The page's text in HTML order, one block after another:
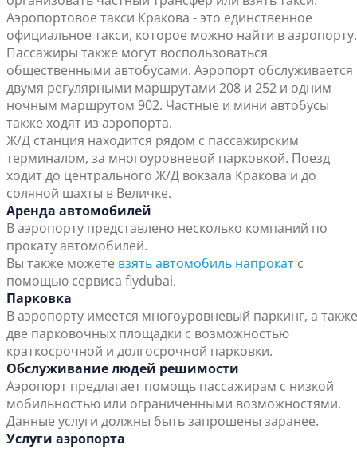
Аэропортовое такси Кракова - это единственное
официальное такси, которое можно найти в аэропорту.
Пассажиры также могут воспользоваться
общественными автобусами. Аэропорт обслуживается
двумя регулярными маршрутами 208 и 252 и одним
ночным маршрутом 902. Частные и мини автобусы
также ходят из аэропорта.
Ж/Д станция находится рядом с пассажирским
терминалом, за многоуровневой парковкой. Поезд
ходит до центрального Ж/Д вокзала Кракова и до
соляной шахты в Величке.
Аренда автомобилей
В аэропорту представлено несколько компаний по
прокату автомобилей.
Вы также можете взять автомобиль напрокат с
помощью сервиса flydubai.
Парковка
В аэропорту имеется многоуровневый паркинг, а также
две парковочных площадки с возможностью
краткосрочной и долгосрочной парковки.
Обслуживание людей решимости
Аэропорт предлагает помощь пассажирам с низкой
мобильностью или ограниченными возможностями.
Данные услуги должны быть запрошены заранее.
Услуги аэропорта